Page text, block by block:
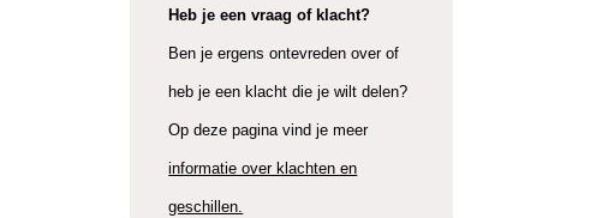
Heb je een vraag of klacht?
Ben je ergens ontevreden over of
heb je een klacht die je wilt delen?
Op deze pagina vind je meer
informatie over klachten en
geschillen.